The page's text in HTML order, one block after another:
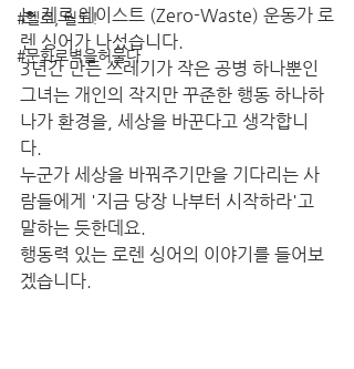
#헬로, 월드!
#문화로벽을허물다
는 제로 웨이스트 (Zero-Waste) 운동가 로
렌 싱어가 나섰습니다.
3년간 만든 쓰레기가 작은 공병 하나뿐인
그녀는 개인의 작지만 꾸준한 행동 하나하
나가 환경을, 세상을 바꾼다고 생각합니
다.
누군가 세상을 바꿔주기만을 기다리는 사
람들에게 '지금 당장 나부터 시작하라'고
말하는 듯한데요.
행동력 있는 로렌 싱어의 이야기를 들어보
겠습니다.